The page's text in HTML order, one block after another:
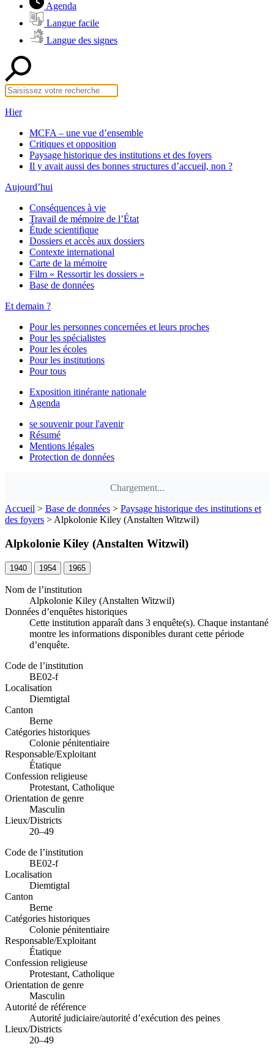
Agenda
Langue facile
Langue des signes
Hier
MCFA – une vue d’ensemble
Critiques et opposition
Paysage historique des institutions et des foyers
Il y avait aussi des bonnes structures d’accueil, non ?
Aujourd’hui
Conséquences à vie
Travail de mémoire de l’État
Étude scientifique
Dossiers et accès aux dossiers
Contexte international
Carte de la mémoire
Film « Ressortir les dossiers »
Base de données
Et demain ?
Pour les personnes concernées et leurs proches
Pour les spécialistes
Pour les écoles
Pour les institutions
Pour tous
Exposition itinérante nationale
Agenda
se souvenir pour l'avenir
Résumé
Mentions légales
Protection de données
Chargement...
Accueil > Base de données > Paysage historique des institutions et
des foyers > Alpkolonie Kiley (Anstalten Witzwil)
Alpkolonie Kiley (Anstalten Witzwil)
1940 1954 1965
Nom de l’institution
Alpkolonie Kiley (Anstalten Witzwil)
Données d’enquêtes historiques
Cette institution apparaît dans 3 enquête(s). Chaque instantané
montre les informations disponibles durant cette période
d’enquête.
Code de l’institution
BE02-f
Localisation
Diemtigtal
Canton
Berne
Catégories historiques
Colonie pénitentiaire
Responsable/Exploitant
Étatique
Confession religieuse
Protestant, Catholique
Orientation de genre
Masculin
Lieux/Districts
20–49
Code de l’institution
BE02-f
Localisation
Diemtigtal
Canton
Berne
Catégories historiques
Colonie pénitentiaire
Responsable/Exploitant
Étatique
Confession religieuse
Protestant, Catholique
Orientation de genre
Masculin
Autorité de référence
Autorité judiciaire/autorité d’exécution des peines
Lieux/Districts
20–49